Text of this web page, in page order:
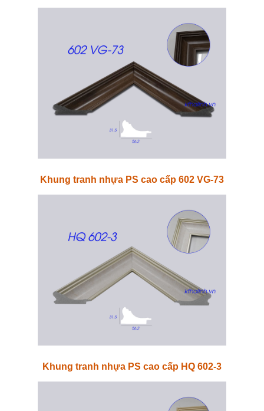
Khung tranh nhựa PS cao cấp 602 VG-73
Khung tranh nhựa PS cao cấp HQ 602-3